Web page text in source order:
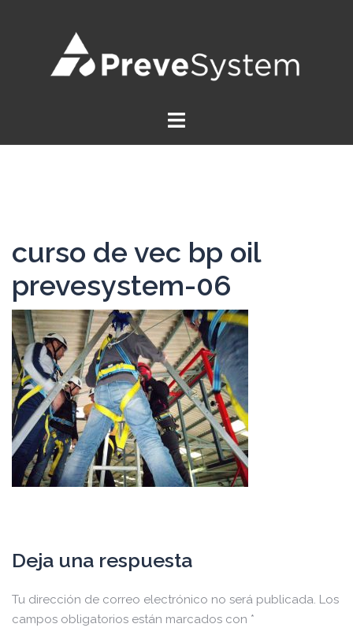
curso de vec bp oil
prevesystem-06
Deja una respuesta
Tu dirección de correo electrónico no será publicada. Los
campos obligatorios están marcados con *